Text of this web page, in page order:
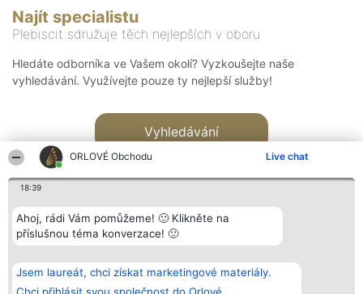
ORLOVÉ Obchodu Live chat
18:39
Ahoj, rádi Vám pomůžeme! 🙂 Klikněte na
příslušnou téma konverzace! 🙂
Jsem laureát, chci získat marketingové materiály.
Najít specialistu
Plebiscit sdružuje těch nejlepších v oboru
Hledáte odborníka ve Vašem okolí? Vyzkoušejte naše
vyhledávání. Využívejte pouze ty nejlepší služby!
Vyhledávání
Bright Side Solutions sp. z o.
o. sp. k.
ul. Ruska 22
Vítězové
Seznam všech
laureátů
Kontakt